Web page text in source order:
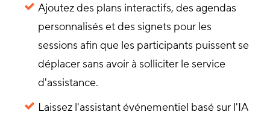
Ajoutez des plans interactifs, des agendas
personnalisés et des signets pour les
sessions afin que les participants puissent se
déplacer sans avoir à solliciter le service
d'assistance.
Laissez l'assistant événementiel basé sur l'IA